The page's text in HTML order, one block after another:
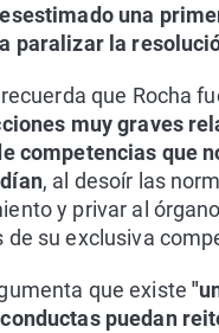
una
paralizar la
que Rocha
muy graves
competencias que
, al desoír las
y privar al
de su exclusiva
que existe
puedan